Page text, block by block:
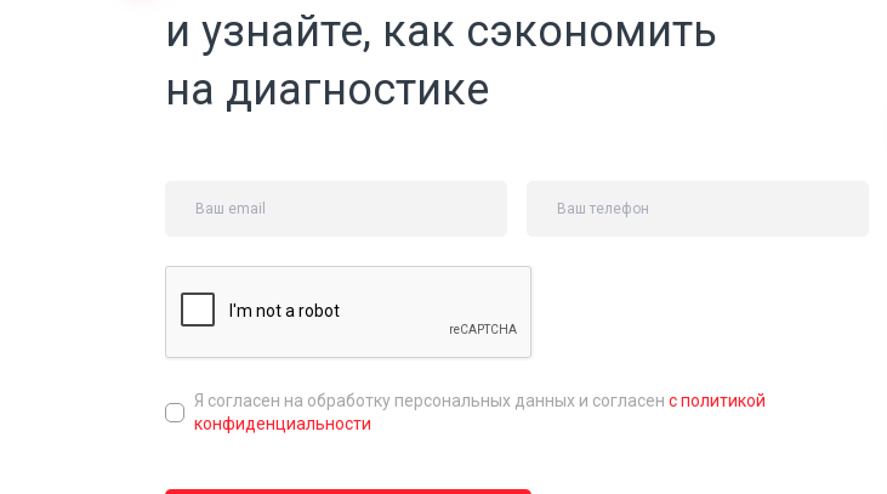
и узнайте, как сэкономить
на диагностике
Я согласен на обработку персональных данных и согласен с политикой
конфиденциальности